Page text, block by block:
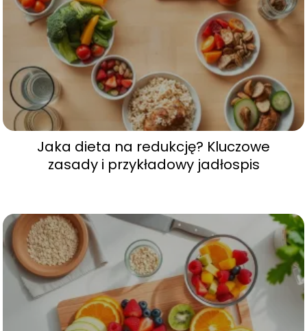
Jaka dieta na redukcję? Kluczowe
zasady i przykładowy jadłospis